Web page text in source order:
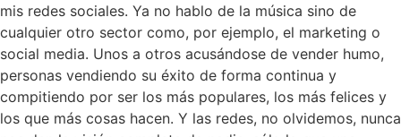
mis redes sociales. Ya no hablo de la música sino de
cualquier otro sector como, por ejemplo, el marketing o
social media. Unos a otros acusándose de vender humo,
personas vendiendo su éxito de forma continua y
compitiendo por ser los más populares, los más felices y
los que más cosas hacen. Y las redes, no olvidemos, nunca